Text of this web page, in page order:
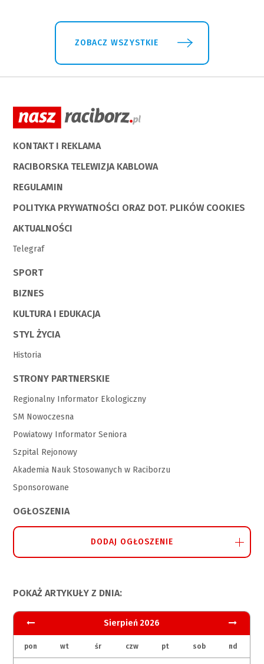
ZOBACZ WSZYSTKIE
KONTAKT I REKLAMA
RACIBORSKA TELEWIZJA KABLOWA
REGULAMIN
POLITYKA PRYWATNOŚCI ORAZ DOT. PLIKÓW COOKIES
AKTUALNOŚCI
Telegraf
SPORT
BIZNES
KULTURA I EDUKACJA
STYL ŻYCIA
Historia
STRONY PARTNERSKIE
Regionalny Informator Ekologiczny
SM Nowoczesna
Powiatowy Informator Seniora
Szpital Rejonowy
Akademia Nauk Stosowanych w Raciborzu
Sponsorowane
OGŁOSZENIA
DODAJ OGŁOSZENIE
POKAŻ ARTYKUŁY Z DNIA:
Sierpień 2026
pon wt śr czw pt sob nd